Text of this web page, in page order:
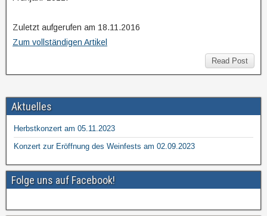
Zuletzt aufgerufen am 18.11.2016
Zum vollständigen Artikel
Read Post
Aktuelles
Herbstkonzert am 05.11.2023
Konzert zur Eröffnung des Weinfests am 02.09.2023
Folge uns auf Facebook!